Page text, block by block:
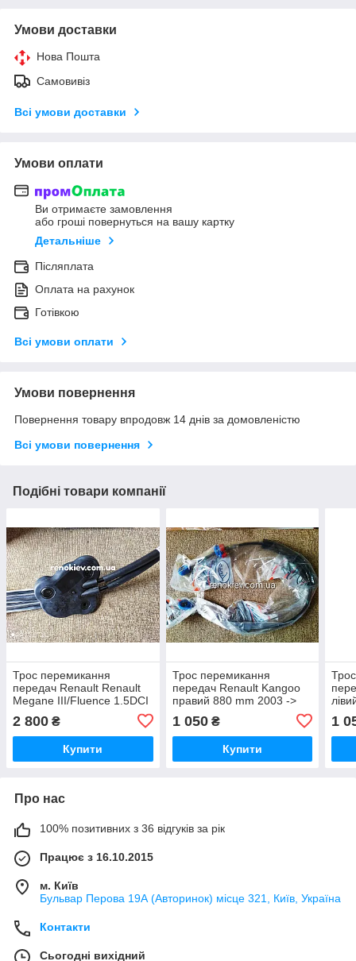
Умови доставки
Нова Пошта
Самовивіз
Всі умови доставки
Умови оплати
Ви отримаєте замовлення
або гроші повернуться на вашу картку
Детальніше
Післяплата
Оплата на рахунок
Готівкою
Всі умови оплати
Умови повернення
Повернення товару впродовж 14 днів за домовленістю
Всі умови повернення
Подібні товари компанії
Трос перемикання
передач Renault Renault
Megane III/Fluence 1.5DCI
2 800 ₴
Купити
Трос перемикання
передач Renault Kangoo
правий 880 mm 2003 ->
1 050₴
Купити
1
Про нас
100% позитивних з 36 відгуків за рік
Працює з 16.10.2015
м. Київ
Бульвар Перова 19А (Авторинок) місце 321, Київ, Україна
Контакти
Сьогодні вихідний